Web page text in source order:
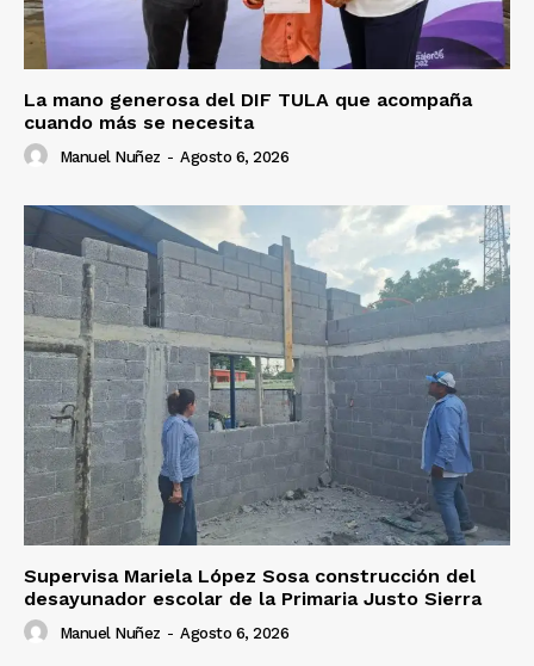
La mano generosa del DIF TULA que acompaña
cuando más se necesita
Manuel Nuñez - Agosto 6, 2026
Supervisa Mariela López Sosa construcción del
desayunador escolar de la Primaria Justo Sierra
Manuel Nuñez - Agosto 6, 2026